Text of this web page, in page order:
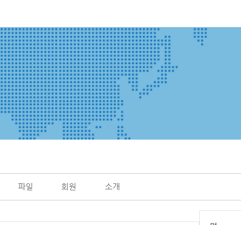
파일 회원 소개